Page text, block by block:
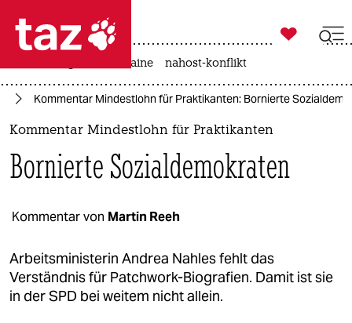
 taz zahl ich
taz zahl ich
politik
öko
gesellschaft
kultur

taz zahl ich
krieg in der ukraine nahost-konflikt
Kommentar Mindestlohn für Praktikanten: Bornierte
Kommentar Mindestlohn für Praktikanten
Bornierte Sozialdemokraten
Kommentar von Martin Reeh
Arbeitsministerin Andrea Nahles fehlt das
Verständnis für Patchwork-Biografien. Damit ist sie
in der SPD bei weitem nicht allein.